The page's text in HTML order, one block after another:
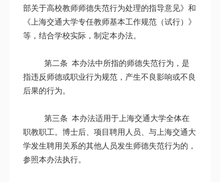
部关于高校教师师德失范行为处理的指导意见》和
《上海交通大学专任教师基本工作规范（试行）》
等，结合学校实际，制定本办法。
第二条 本办法中所指的师德失范行为，是
指违反师德或职业行为规范，产生不良影响或不良
后果的行为。
第三条 本办法适用于上海交通大学全体在
职教职工。博士后、项目聘用人员、与上海交通大
学发生聘用关系的其他人员发生师德失范行为的，
参照本办法执行。